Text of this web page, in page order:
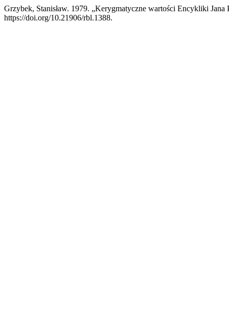
Grzybek, Stanisław. 1979. „Kerygmatyczne wartości Encykliki
https://doi.org/10.21906/rbl.1388.